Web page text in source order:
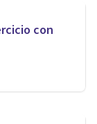
con